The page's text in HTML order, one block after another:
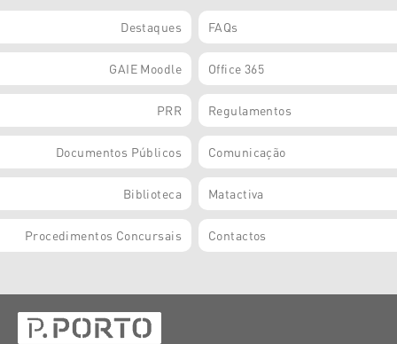
Destaques FAQs
GAIE Moodle Office 365
PRR Regulamentos
Documentos Públicos Comunicação
Biblioteca Matactiva
Procedimentos Concursais Contactos